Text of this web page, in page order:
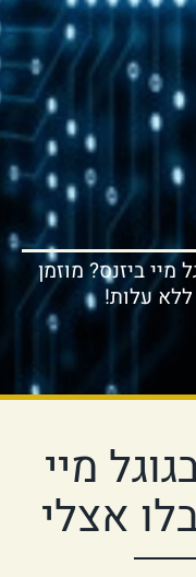
ביזנס? מוזמן
עלות!
מיי
אצלי